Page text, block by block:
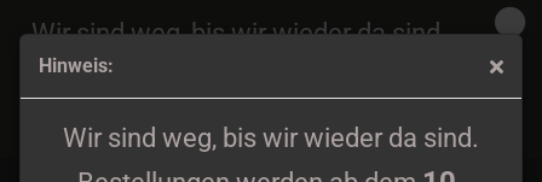
Hinweis:
Wir sind weg, bis wir wieder da sind.
Wir sind weg, bis wir wieder da sind.
Bestellungen werden ab dem
August 2026
versendet.